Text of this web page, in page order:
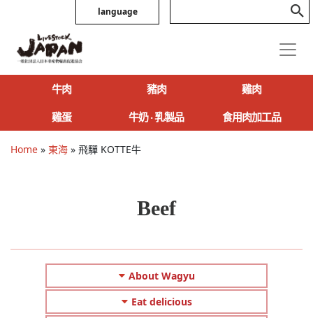
language
牛肉 豬肉
雞肉
雞蛋
牛奶 ‧ 乳製品 食用肉加工品
Home » 東海 » 飛驒 KOTTE牛
Beef
About Wagyu
Eat delicious